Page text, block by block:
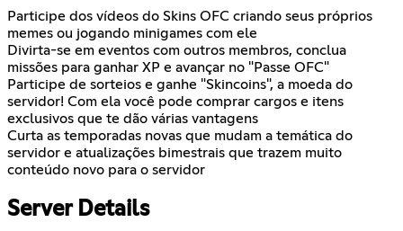
Participe dos vídeos do Skins OFC criando seus próprios
memes ou jogando minigames com ele
Divirta-se em eventos com outros membros, conclua
missões para ganhar XP e avançar no "Passe OFC"
Participe de sorteios e ganhe "Skincoins", a moeda do
servidor! Com ela você pode comprar cargos e itens
exclusivos que te dão várias vantagens
Curta as temporadas novas que mudam a temática do
servidor e atualizações bimestrais que trazem muito
conteúdo novo para o servidor
Server Details